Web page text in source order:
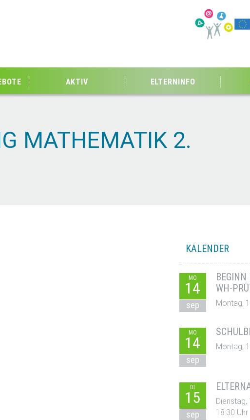
AKTIV ELTERNINFO
MATHEMATIK 2.
KALENDER
MO
14
sep
BEGINN
WH-
Montag,
MO
14
sep
Montag,
DI
15
sep
18:30 Uhr